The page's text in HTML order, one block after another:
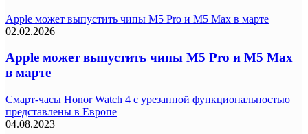
Apple может выпустить чипы M5 Pro и M5 Max в марте
02.02.2026
Apple может выпустить чипы M5 Pro и M5 Max
в марте
Смарт-часы Honor Watch 4 с урезанной функциональностью
представлены в Европе
04.08.2023